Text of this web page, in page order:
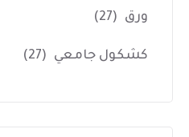
ورق (27)
كشكول جامعي (27)